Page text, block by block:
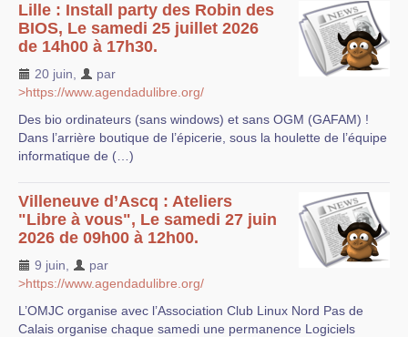
Lille : Install party des Robin des
BIOS, Le samedi 25 juillet 2026
de 14h00 à 17h30.
20 juin
par
>https://www.agendadulibre.org/
Des bio ordinateurs (sans windows) et sans OGM (GAFAM) !
Dans l’arrière boutique de l’épicerie, sous la houlette de l’équipe
informatique de (…)
Villeneuve d’Ascq : Ateliers
"Libre à vous", Le samedi 27 juin
2026 de 09h00 à 12h00.
9 juin
par
>https://www.agendadulibre.org/
L’OMJC organise avec l’Association Club Linux Nord Pas de
Calais organise chaque samedi une permanence Logiciels